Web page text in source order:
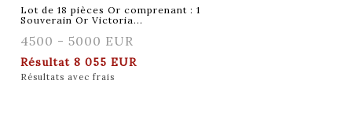
Lot de 18 pièces Or comprenant : 1
Souverain Or Victoria...
4500 - 5000 EUR
Résultat 8 055 EUR
Résultats avec frais